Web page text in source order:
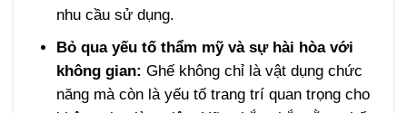
nhu cầu sử dụng.
Bỏ qua yếu tố thẩm mỹ và sự hài hòa với
không gian: Ghế không chỉ là vật dụng chức
năng mà còn là yếu tố trang trí quan trọng cho